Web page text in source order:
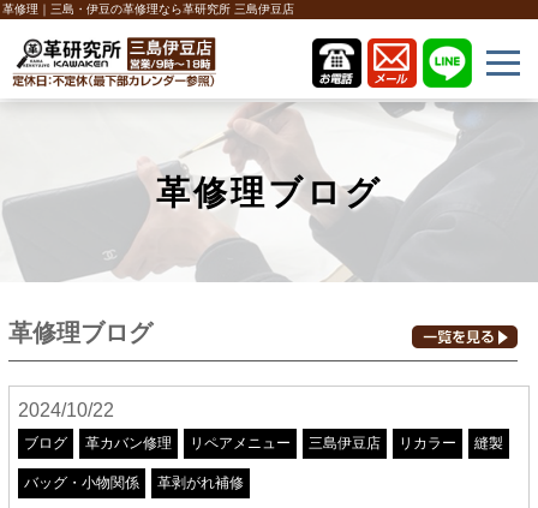
革修理｜三島・伊豆の革修理なら革研究所 三島伊豆店
革修理ブログ
革修理ブログ
2024/10/22
ブログ 革カバン修理 リペアメニュー 三島伊豆店 リカラー 縫製
バッグ・小物関係 革剥がれ補修